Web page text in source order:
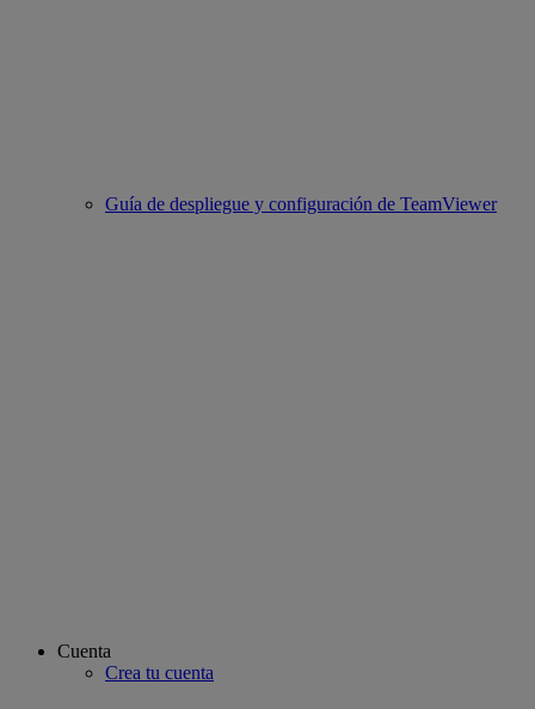
Guía de despliegue y configuración de TeamViewer
Cuenta
Crea tu cuenta